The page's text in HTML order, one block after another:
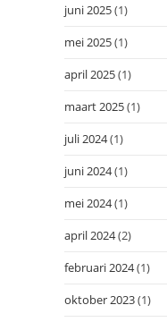
juni 2025(1)
mei 2025(1)
april 2025(1)
maart 2025(1)
juli 2024(1)
juni 2024(1)
mei 2024(1)
april 2024(2)
februari 2024(1)
oktober 2023(1)